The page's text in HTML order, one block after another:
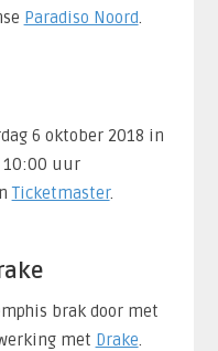
Paradiso Noord.
6 oktober 2018 in
10:00 uur
Ticketmaster.
brak door met
met Drake.